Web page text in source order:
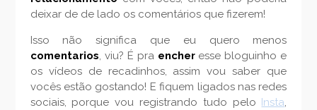
deixar de de lado os comentários que fizerem!
Isso não significa que eu quero menos
comentarios, viu? É pra encheresse bloguinho e
os vídeos de recadinhos, assim vou saber que
vocês estão gostando! E fiquem ligados nas redes
sociais, porque vou registrando tudo pelo Insta,